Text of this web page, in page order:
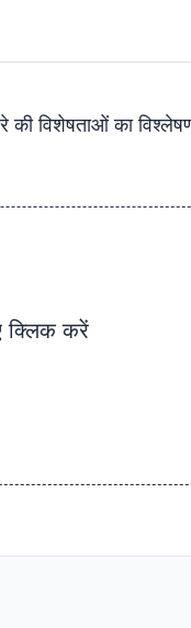
की विशेषताओं का
क्लिक करें